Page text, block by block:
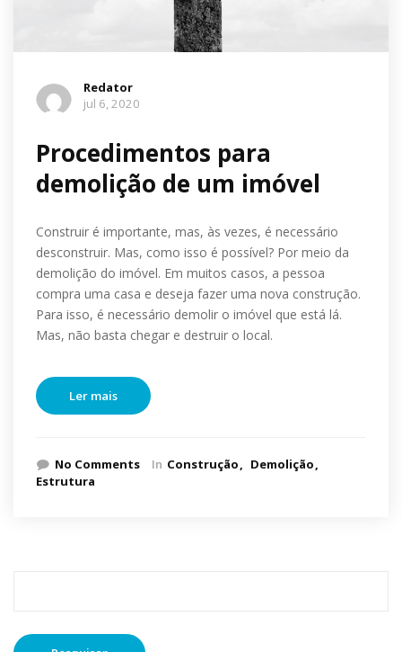
Redator
jul 6, 2020
Procedimentos para
demolição de um imóvel
Construir é importante, mas, às vezes, é necessário
desconstruir. Mas, como isso é possível? Por meio da
demolição do imóvel. Em muitos casos, a pessoa
compra uma casa e deseja fazer uma nova construção.
Para isso, é necessário demolir o imóvel que está lá.
Mas, não basta chegar e destruir o local.
Ler mais
No Comments In Construção
Demolição
Estrutura